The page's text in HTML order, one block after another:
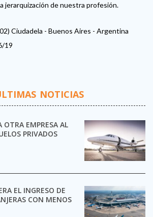
jerarquización de nuestra profesión.
Ciudadela - Buenos Aires - Argentina
19
NOTICIAS
OTRA EMPRESA AL
PRIVADOS
EL INGRESO DE
CON MENOS